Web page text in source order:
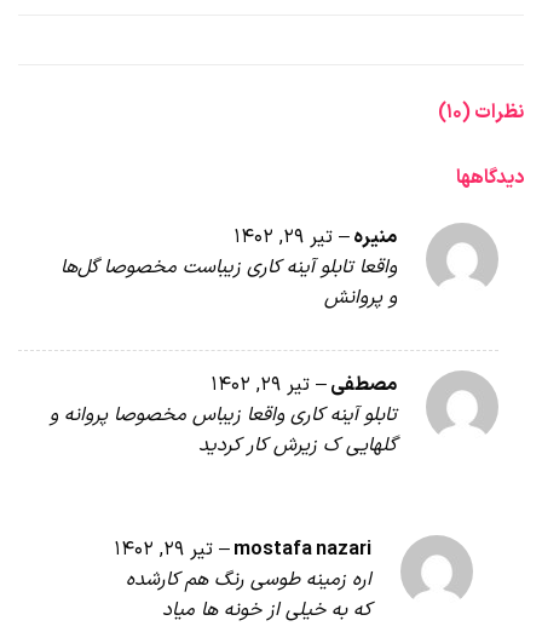
نظرات (10)
دیدگاهها
منیره– تیر 29, 1402
واقعا تابلو آینه کاری زیباست مخصوصا گل‌ها
و پروانش
مصطفی– تیر 29, 1402
تابلو آینه کاری واقعا زیباس مخصوصا پروانه و
گلهایی ک زیرش کار کردید
mostafa nazari
– تیر 29, 1402
اره زمینه طوسی رنگ هم کارشده
که به خیلی از خونه ها میاد